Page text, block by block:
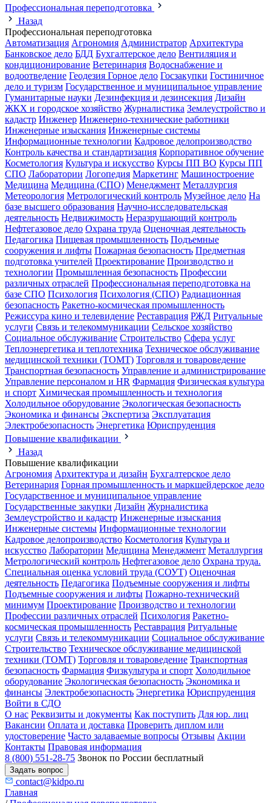
Профессиональная переподготовка
Назад
Профессиональная переподготовка
Автоматизация Агрономия Администратор Архитектура
Банковское дело БДД Бухгалтерское дело Вентиляция и
кондиционирование Ветеринария Водоснабжение и
водоотведение Геодезия Горное дело Госзакупки Гостиничное
дело и туризм Государственное и муниципальное управление
Гуманитарные науки Дезинфекция и дезинсекция Дизайн
ЖКХ и городское хозяйство Журналистика Землеустройство и
кадастр Инженер Инженерно-технические работники
Инженерные изыскания Инженерные системы
Информационные технологии Кадровое делопроизводство
Контроль качества и стандартизация Корпоративное обучение
Косметология Культура и искусство Курсы ПП ВО Курсы ПП
СПО Лаборатории Логопедия Маркетинг Машиностроение
Медицина Медицина (СПО) Менеджмент Металлургия
Метеорология Метрологический контроль Музейное дело На
базе высшего образования Научно-исследовательская
деятельность Недвижимость Неразрушающий контроль
Нефтегазовое дело Охрана труда Оценочная деятельность
Педагогика Пищевая промышленность Подъемные
сооружения и лифты Пожарная безопасность Предметная
подготовка учителей Проектирование Производство и
технологии Промышленная безопасность Профессии
различных отраслей Профессиональная переподготовка на
базе СПО Психология Психология (СПО) Радиационная
безопасность Ракетно-космическая промышленность
Режиссура кино и телевидение Реставрация РЖД Ритуальные
услуги Связь и телекоммуникации Сельское хозяйство
Социальное обслуживание Строительство Сфера услуг
Теплоэнергетика и теплотехника Техническое обслуживание
медицинской техники (ТОМТ) Торговля и товароведение
Транспортная безопасность Управление и администрирование
Управление персоналом и HR Фармация Физическая культура
и спорт Химическая промышленность и технология
Холодильное оборудование Экологическая безопасность
Экономика и финансы Экспертиза Эксплуатация
Электробезопасность Энергетика Юриспруденция
Повышение квалификации
Назад
Повышение квалификации
Агрономия Архитектура и дизайн Бухгалтерское дело
Ветеринария Горная промышленность и маркшейдерское дело
Государственное и муниципальное управление
Государственные закупки Дизайн Журналистика
Землеустройство и кадастр Инженерные изыскания
Инженерные системы Информационные технологии
Кадровое делопроизводство Косметология Культура и
искусство Лаборатории Медицина Менеджмент Металлургия
Метрологический контроль Нефтегазовое дело Охрана труда.
Специальная оценка условий труда (СОУТ) Оценочная
деятельность Педагогика Подъемные сооружения и лифты
Подъемные сооружения и лифты Пожарно-технический
минимум Проектирование Производство и технологии
Профессии различных отраслей Психология Ракетно-
космическая промышленность Реставрация Ритуальные
услуги Связь и телекоммуникации Социальное обслуживание
Строительство Техническое обслуживание медицинской
техники (ТОМТ) Торговля и товароведение Транспортная
безопасность Фармация Физкультура и спорт Холодильное
оборудование Экологическая безопасность Экономика и
финансы Электробезопасность Энергетика Юриспруденция
Войти в СДО
О нас Реквизиты и документы Как поступить Для юр. лиц
Вакансии Оплата и доставка Проверить диплом или
удостоверение Часто задаваемые вопросы Отзывы Акции
Контакты Правовая информация
8 (800) 551-28-75 Звонок по России бесплатный
Задать вопрос
contact@kidpo.ru
Главная